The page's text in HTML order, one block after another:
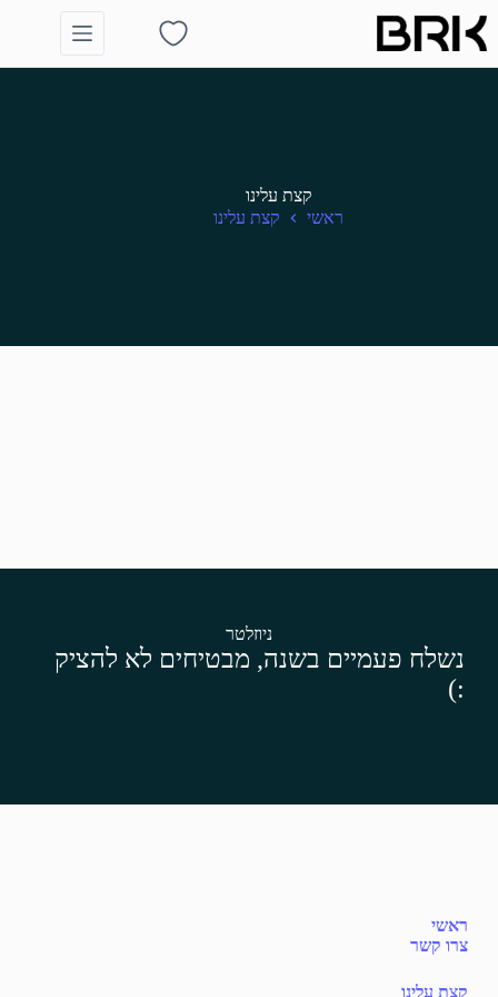
content
Shopping
קצת עלינו
ראשי
קצת עלינו
ניוזלטר
נשלח פעמיים בשנה, מבטיחים לא להציק
:)
ראשי
צרו קשר
קצת עלינו